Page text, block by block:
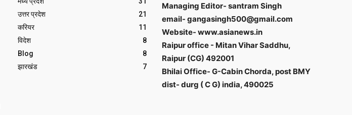
उत्तर प्रदेश
21
करियर
11
विदेश
8
Blog
8
झारखंड
7
Managing Editor- santram Singh
email- gangasingh500@gmail.com
Website- www.asianews.in
Raipur office - Mitan Vihar Saddhu,
Raipur (CG) 492001
Bhilai Office- G-Cabin Chorda, post BMY
dist- durg ( C G) india, 490025